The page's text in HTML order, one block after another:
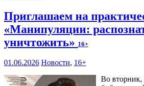
Приглашаем на
«Манипуляции:
уничтожить» 16+
01.06.2026 Новости, 16+
Во вторник,